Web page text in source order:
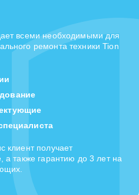
всеми необходимыми для
ремонта техники Tion
клиент получает
а также гарантию до 3 лет на